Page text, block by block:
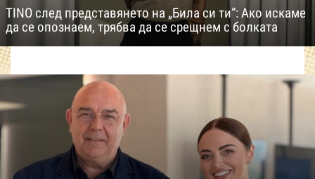
TINO след представянето на „Била си ти“: Ако искаме
да се опознаем, трябва да се срещнем с болката